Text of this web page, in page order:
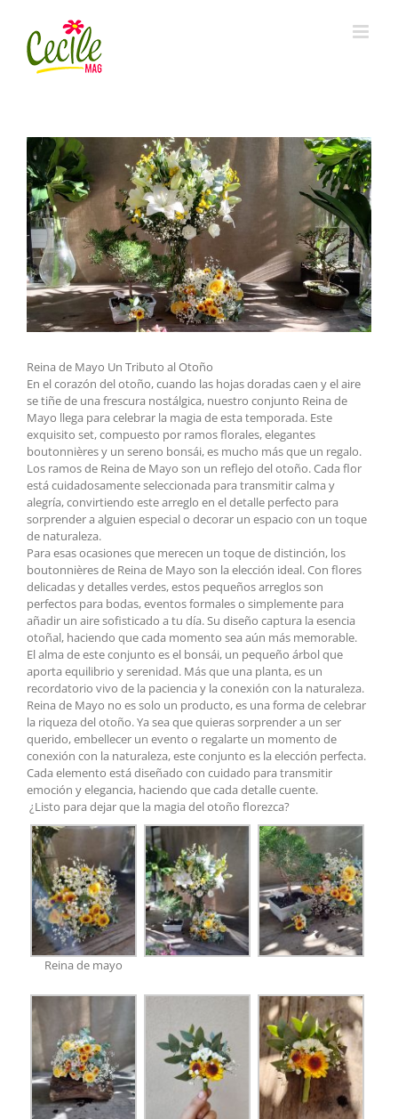
content
Reina de Mayo Un Tributo al Otoño
En el corazón del otoño, cuando las hojas doradas caen y el aire
se tiñe de una frescura nostálgica, nuestro conjunto Reina de
Mayo llega para celebrar la magia de esta temporada. Este
exquisito set, compuesto por ramos florales, elegantes
boutonnières y un sereno bonsái, es mucho más que un regalo.
Los ramos de Reina de Mayo son un reflejo del otoño. Cada flor
está cuidadosamente seleccionada para transmitir calma y
alegría, convirtiendo este arreglo en el detalle perfecto para
sorprender a alguien especial o decorar un espacio con un toque
de naturaleza.
Para esas ocasiones que merecen un toque de distinción, los
boutonnières de Reina de Mayo son la elección ideal. Con flores
delicadas y detalles verdes, estos pequeños arreglos son
perfectos para bodas, eventos formales o simplemente para
añadir un aire sofisticado a tu día. Su diseño captura la esencia
otoñal, haciendo que cada momento sea aún más memorable.
El alma de este conjunto es el bonsái, un pequeño árbol que
aporta equilibrio y serenidad. Más que una planta, es un
recordatorio vivo de la paciencia y la conexión con la naturaleza.
Reina de Mayo no es solo un producto, es una forma de celebrar
la riqueza del otoño. Ya sea que quieras sorprender a un ser
querido, embellecer un evento o regalarte un momento de
conexión con la naturaleza, este conjunto es la elección perfecta.
Cada elemento está diseñado con cuidado para transmitir
emoción y elegancia, haciendo que cada detalle cuente.
¿Listo para dejar que la magia del otoño florezca?
Reina de mayo